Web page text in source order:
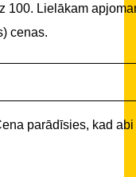
100. Lielākam
cenas.
parādīsies, kad abi